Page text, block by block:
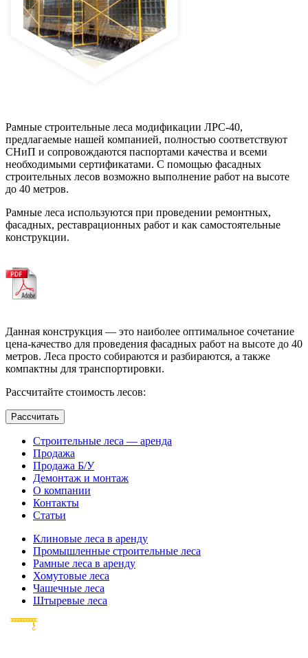
Рамные строительные леса модификации ЛРС-40,
предлагаемые нашей компанией, полностью соответствуют
СНиП и сопровождаются паспортами качества и всеми
необходимыми сертификатами. С помощью фасадных
строительных лесов возможно выполнение работ на высоте
до 40 метров.
Рамные леса используются при проведении ремонтных,
фасадных, реставрационных работ и как самостоятельные
конструкции.
Данная конструкция — это наиболее оптимальное сочетание
цена-качество для проведения фасадных работ на высоте до 40
метров. Леса просто собираются и разбираются, а также
компактны для транспортировки.
Рассчитайте стоимость лесов:
Рассчитать
Строительные леса — аренда
Продажа
Продажа Б/У
Демонтаж и монтаж
О компании
Контакты
Статьи
Клиновые леса в аренду
Промышленные строительные леса
Рамные леса в аренду
Хомутовые леса
Чашечные леса
Штыревые леса